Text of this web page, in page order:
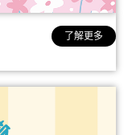
了解更多